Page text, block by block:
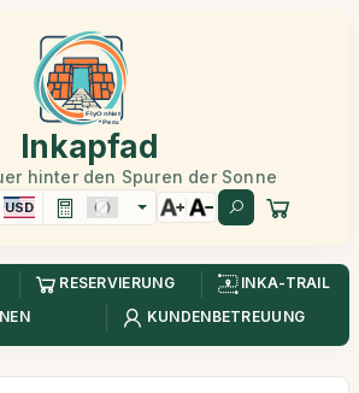
Inkapfad
hinter den Spuren der Sonne
USD
RESERVIERUNG
INKA-TRAIL
KUNDENBETREUUNG